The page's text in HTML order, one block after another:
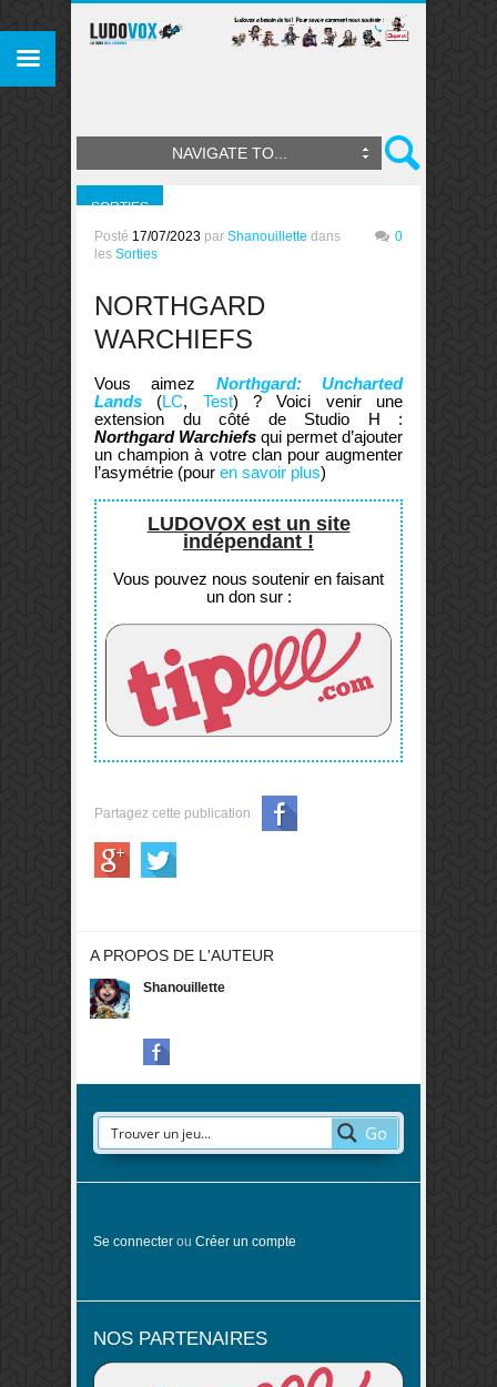
NAVIGATE TO...
SORTIES
Posté 17/07/2023 par Shanouillette dans
les Sorties
0
NORTHGARD
WARCHIEFS
Vous aimez Northgard: Uncharted
Lands (LC, Test) ? Voici venir une
extension du côté de Studio H :
Northgard Warchiefs qui permet d’ajouter
un champion à votre clan pour augmenter
l’asymétrie (pour en savoir plus)
LUDOVOX est un site
indépendant !
Vous pouvez nous soutenir en faisant
un don sur :
Partagez cette publication
A PROPOS DE L'AUTEUR
Shanouillette
Go
Se connecter ou Créer un compte
NOS PARTENAIRES